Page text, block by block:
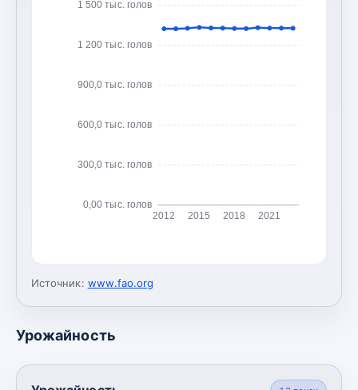
0,00 тыс. голов
300,0 тыс. голов
600,0 тыс. голов
900,0 тыс. голов
1 200 тыс. голов
1 500 тыс. голов
2012 2015 2018 2021
Источник: www.fao.org
Урожайность